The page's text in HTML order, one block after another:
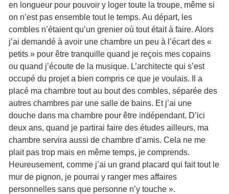
en longueur pour pouvoir y loger toute la troupe, même si
on n’est pas ensemble tout le temps. Au départ, les
combles n’étaient qu’un grenier où tout était à faire. Alors
j’ai demandé à avoir une chambre un peu à l’écart des «
petits » pour être tranquille quand je reçois mes copains
ou quand j’écoute de la musique. L’architecte qui s’est
occupé du projet a bien compris ce que je voulais. Il a
placé ma chambre tout au bout des combles, séparée des
autres chambres par une salle de bains. Et j’ai une
douche dans ma chambre pour être indépendant. D’ici
deux ans, quand je partirai faire des études ailleurs, ma
chambre servira aussi de chambre d’amis. Cela ne me
plait pas trop mais en même temps, je comprends.
Heureusement, comme j’ai un grand placard qui fait tout le
mur de pignon, je pourrai y ranger mes affaires
personnelles sans que personne n’y touche ».